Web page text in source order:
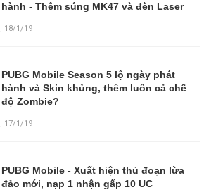
hành - Thêm súng MK47 và đèn Laser
, 18/1/19
PUBG Mobile Season 5 lộ ngày phát
hành và Skin khủng, thêm luôn cả chế
độ Zombie?
, 17/1/19
PUBG Mobile - Xuất hiện thủ đoạn lừa
đảo mới, nạp 1 nhận gấp 10 UC